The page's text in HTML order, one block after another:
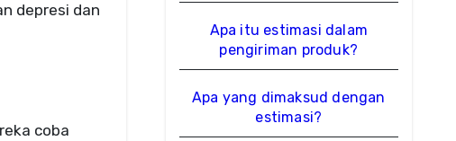
depresi dan
coba
Apa itu estimasi dalam
pengiriman produk?
Apa yang dimaksud dengan
estimasi?